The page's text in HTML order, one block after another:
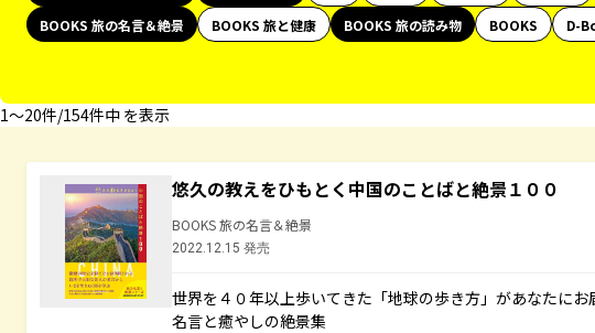
BOOKS 旅の名言＆絶景
BOOKS 旅と健康 BOOKS 旅の読み物 BOOKS
D-
1〜20件/154件中 を表示
悠久の教えをひもとく中国のことばと絶景１００
BOOKS 旅の名言＆絶景
2022.12.15 発売
世界を４０年以上歩いてきた「地球の歩き方」があなたに
名言と癒やしの絶景集